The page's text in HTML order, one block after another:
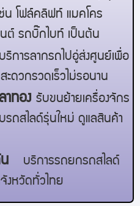
โฟล์คลิฟท์ แมคโคร
ต์ รถบิ๊กไบท์ เป็นต้น
บริการลากรถไปอู่ส่งศูนย์เพื่อ
ะดวกรวดเร็วไม่รอนาน
าทอง รับขนย้ายเครื่องจักร
ถสไลด์รุ่นใหม่ ดูแลสินค้า
น
บริการรถยกรถสไลด์
หวัดทั่วไทย